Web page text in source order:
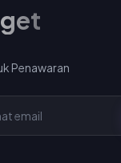
Penawaran
Penawaran